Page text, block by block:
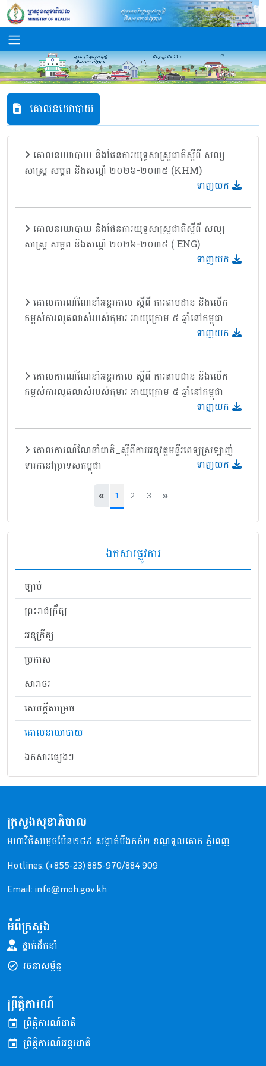
គោលនយោបាយ
គោលនយោបាយ និងផែនការយុទ្ធសាស្រ្តជាតិស្តីពី សល្យ
សាស្រ្ត សម្ភព និងសណ្តំ ២០២៦-២០៣៥ (KHM)
ទាញយក
គោលនយោបាយ និងផែនការយុទ្ធសាស្រ្តជាតិស្តីពី សល្យ
សាស្រ្ត សម្ភព និងសណ្តំ ២០២៦-២០៣៥ ( ENG)
ទាញយក
គោលការណ៍ណែនាំអន្តរកាល ស្តីពី ការតាមដាន និងលើក
កម្ពស់ការលូតលាស់របស់កុមារ អាយុក្រោម ៥ ឆ្នាំនៅកម្ពុជា
ទាញយក
គោលការណ៍ណែនាំអន្តរកាល ស្តីពី ការតាមដាន និងលើក
កម្ពស់ការលូតលាស់របស់កុមារ អាយុក្រោម ៥ ឆ្នាំនៅកម្ពុជា
ទាញយក
គោលការណ៍ណែនាំជាតិ_ស្ដីពីការអនុវត្តមន្ទីរពេទ្យស្រឡាញ់
ទារកនៅប្រទេសកម្ពុជា
ទាញយក
« 1 2 3 »
ឯកសារផ្លូវការ
ច្បាប់
ព្រះរាជក្រឹត្យ
អនុក្រឹត្យ
ប្រកាស
សារាចរ
សេចក្តីសម្រេច
គោលនយោបាយ
ឯកសារផ្សេងៗ
ក្រសួងសុខាភិបាល
មហាវិថីសម្តេចប៉ែន២៨៩ សង្កាត់បឹងកក់២ ខណ្ឌទួលគោក ភ្នំពេញ
Hotlines: (+855-23) 885-970/884 909
Email: info@moh.gov.kh
អំពីក្រសួង
ថ្នាក់ដឹកនាំ
រចនាសម្ព័ន្ធ
ព្រឹត្តិការណ៍
ព្រឹត្តិការណ៍ជាតិ
ព្រឹត្តិការណ៍អន្តរជាតិ